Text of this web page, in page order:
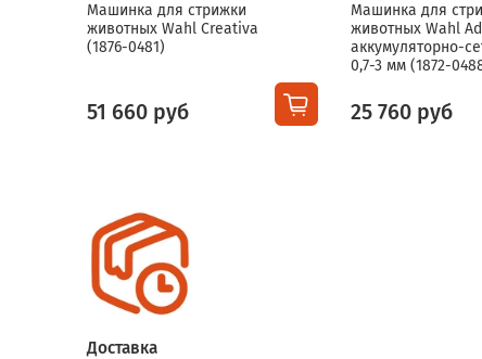
Машинка для стрижки
животных Wahl Creativa
(1876-0481)
51 660 руб
Машинка для
животных Wahl
аккумуляторно-
0,7-3 мм (1872-
25 760 руб
Доставка